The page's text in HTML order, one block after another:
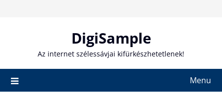
DigiSample
Az internet szélessávjai kifürkészhetetlenek!
Menu